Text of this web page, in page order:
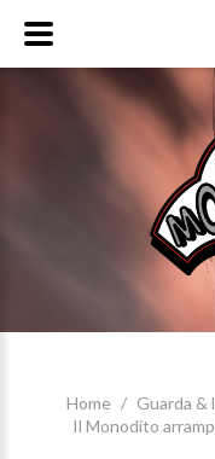
Home / Guarda &
Il Monodito